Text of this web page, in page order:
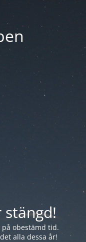
stängd!
obestämd tid.
alla dessa år!